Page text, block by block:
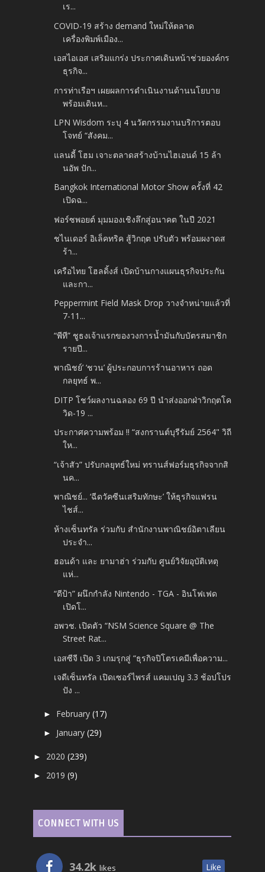
เร...
COVID-19 สร้าง demand ใหม่ให้ตลาด
เครื่องพิมพ์เมือง...
เอสไอเอส เสริมแกร่ง ประกาศเดินหน้าช่วยองค์กร
ธุรกิจ...
การท่าเรือฯ เผยผลการดำเนินงานด้านนโยบาย
พร้อมเดินห...
LPN Wisdom ระบุ 4 นวัตกรรมงานบริการตอบ
โจทย์ “สังคม...
แลนดี้ โฮม เจาะตลาดสร้างบ้านไฮเอนด์ 15 ล้า
นอัพ ปัก...
Bangkok International Motor Show ครั้งที่ 42
เปิดฉ...
ฟอร์ซพอยต์ มุมมองเชิงลึกสู่อนาคต ในปี 2021
ชไนเดอร์ อิเล็คทริค สู้วิกฤต ปรับตัว พร้อมผงาดส
ร้า...
เครือไทย โฮลดิ้งส์ เปิดบ้านกางแผนธุรกิจประกัน
และกา...
Peppermint Field Mask Drop วางจำหน่ายแล้วที่
7-11...
“พีที” ชูธงเจ้าแรกของวงการน้ำมันกับบัตรสมาชิก
รายปี...
พาณิชย์’ ‘ชวน’ ผู้ประกอบการร้านอาหาร ถอด
กลยุทธ์ พ...
DITP โชว์ผลงานฉลอง 69 ปี นำส่งออกฝ่าวิกฤตโค
วิด-19 ...
ประกาศความพร้อม !! “สงกรานต์บุรีรัมย์ 2564" วิถี
ให...
“เจ้าสัว” ปรับกลยุทธ์ใหม่ ทรานส์ฟอร์มธุรกิจจากสิ
นค...
พาณิชย์... ‘ฉีดวัคซีนเสริมทักษะ’ ให้ธุรกิจแฟรน
ไชส์...
ห้างเซ็นทรัล ร่วมกับ สำนักงานพาณิชย์อิตาเลียน
ประจำ...
ฮอนด้า และ ยามาฮ่า ร่วมกับ ศูนย์วิจัยอุบัติเหตุ
แห่...
“ดีป้า” ผนึกกำลัง Nintendo - TGA - อินโฟเฟด
เปิดโ...
อพวช. เปิดตัว “NSM Science Square @ The
Street Rat...
เอสซีจี เปิด 3 เกมรุกสู่ “ธุรกิจปิโตรเคมีเพื่อความ...
เจดีเซ็นทรัล เปิดเซอร์ไพรส์ แคมเปญ 3.3 ช้อปโปร
ปัง ...
► February(17)
► January(29)
► 2020(239)
► 2019(9)
CONNECT WITH US
34.2k likes Like